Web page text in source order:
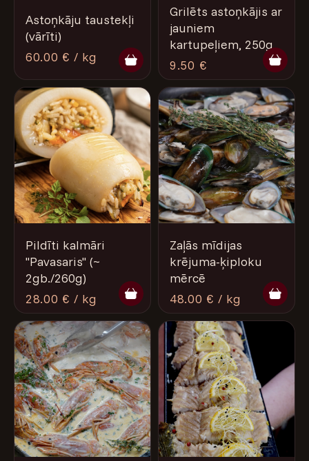
Astoņkāju taustekļi
(vārīti)
60.00 € / kg
Grilēts astoņkājis ar
jauniem
kartupeļiem, 250g
9.50 €
Pildīti kalmāri
"Pavasaris" (~
2gb./260g)
28.00 € / kg
Zaļās mīdijas
krējuma-ķiploku
mērcē
48.00 € / kg